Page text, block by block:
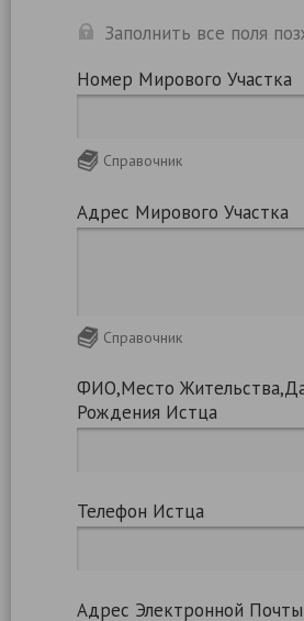
Заполнить все поля
Номер Мирового Участка
Справочник
Адрес Мирового Участка
Справочник
ФИО,место
Рождения Истца
Телефон Истца
Адрес Электронной